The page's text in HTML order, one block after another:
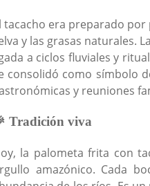
tacacho era preparado
y las grasas naturales.
a ciclos fluviales y
consolidó como símbolo
y reuniones
Tradición viva
la palometa frita con
amazónico. Cada